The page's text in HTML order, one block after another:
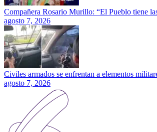
Compañera Rosario Murillo: “El Pueblo tiene
agosto 7, 2026
Civiles armados se enfrentan a elementos
agosto 7, 2026